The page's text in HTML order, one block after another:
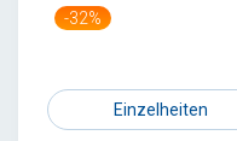
-32%
Einzelheiten